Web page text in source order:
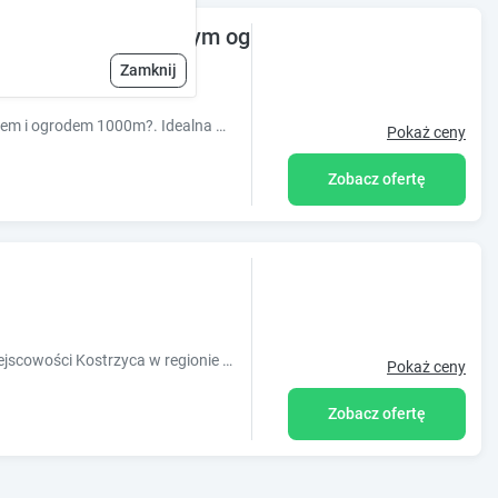
Zamknij
z kominkiem i dużym ogrodem | Góry (8 os.)
Klimatyczna chatka dla 8 osób z kominkiem i ogrodem 1000m?. Idealna dla rodzin z dziećmi i psami. Cisza, spokój i piękny widok na góry. Zapraszamy! Pokaż ceny
Zobacz ofertę
Obiekt Sarnia Polana położony jest w miejscowości Kostrzyca w regionie dolnośląskie i oferuje bezpłatne Wi-Fi, plac zabaw, sezonowy odkryty base Pokaż ceny
Zobacz ofertę